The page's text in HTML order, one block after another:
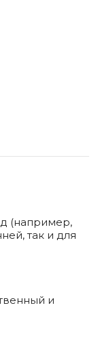
(например,
так и для
и